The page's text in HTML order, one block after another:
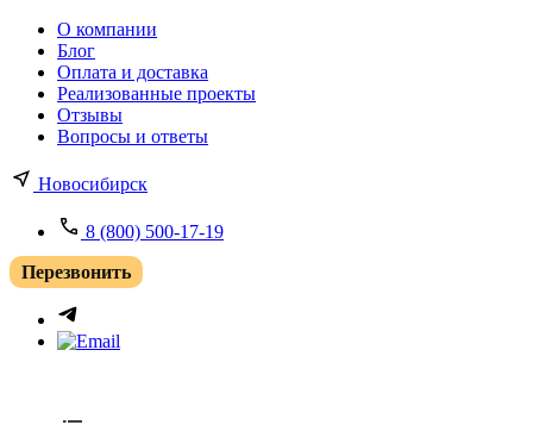
О компании
Блог
Оплата и доставка
Реализованные проекты
Отзывы
Вопросы и ответы
Новосибирск
8 (800) 500-17-19
Перезвонить